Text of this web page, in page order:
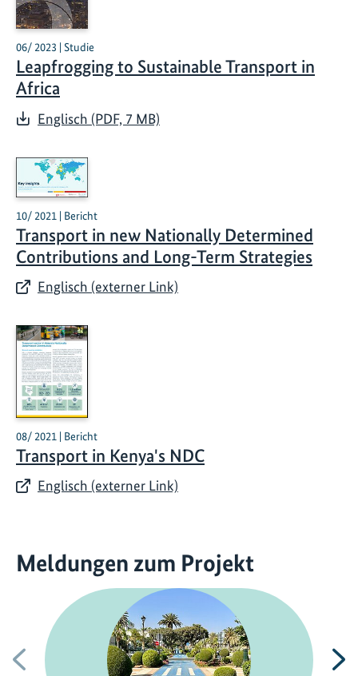
06/ 2023 | Studie
Leapfrogging to Sustainable Transport in
Africa
Englisch (PDF, 7 MB)
10/ 2021 | Bericht
Transport in new Nationally Determined
Contributions and Long-Term Strategies​
Englisch (externer Link)
08/ 2021 | Bericht
Transport in Kenya's NDC
Englisch (externer Link)
Meldungen zum Projekt
Vorherige